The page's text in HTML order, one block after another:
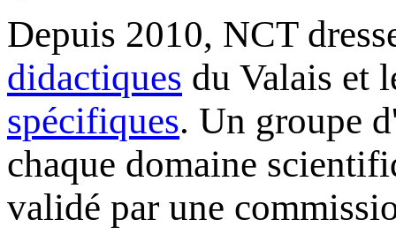
Depuis 2010, NCT
didactiques du Valais et
spécifiques. Un groupe
chaque domaine
validé par une